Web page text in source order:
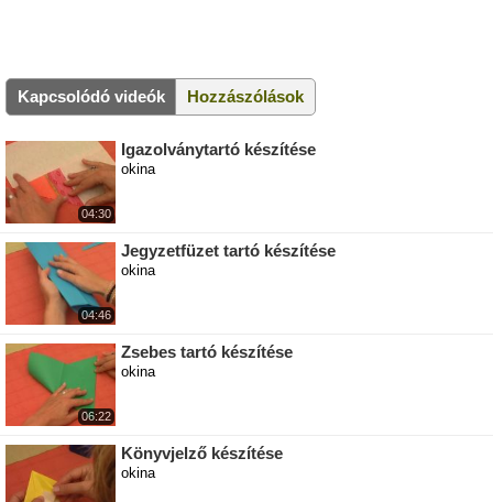
Kapcsolódó videók Hozzászólások
04:30
Igazolványtartó készítése
okina
04:46
Jegyzetfüzet tartó készítése
okina
06:22
Zsebes tartó készítése
okina
Könyvjelző készítése
okina